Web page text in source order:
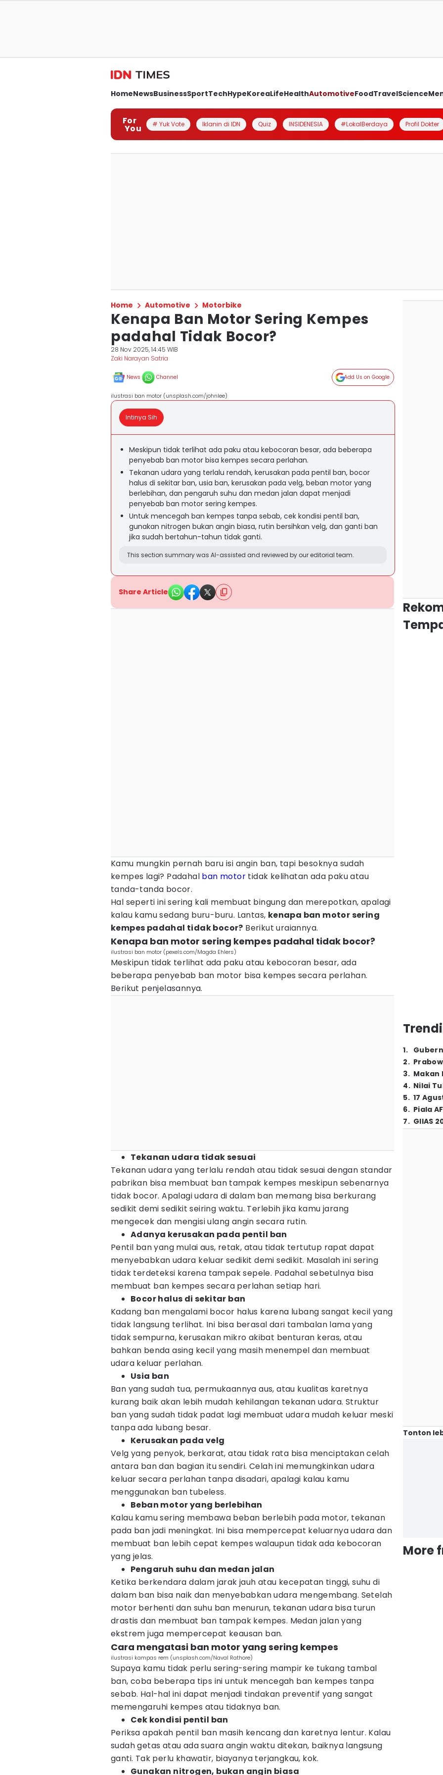
HomeNewsBusinessSportTechHypeKoreaLifeHealthAutomotiveFoodTravelScience
For
You # Yuk Vote Iklanin di IDN Quiz INSIDENESIA #LokalBerdaya Profil Dokter
Home Automotive Motorbike
Kenapa Ban Motor Sering Kempes
padahal Tidak Bocor?
28 Nov 2025, 14:45 WIB
Zaki Narayan Satria
News Channel Add Us on Google
ilustrasi ban motor (unsplash.com/johnlee)
Intinya Sih
Meskipun tidak terlihat ada paku atau kebocoran besar, ada beberapa
penyebab ban motor bisa kempes secara perlahan.
Tekanan udara yang terlalu rendah, kerusakan pada pentil ban, bocor
halus di sekitar ban, usia ban, kerusakan pada velg, beban motor yang
berlebihan, dan pengaruh suhu dan medan jalan dapat menjadi
penyebab ban motor sering kempes.
Untuk mencegah ban kempes tanpa sebab, cek kondisi pentil ban,
gunakan nitrogen bukan angin biasa, rutin bersihkan velg, dan ganti ban
jika sudah bertahun-tahun tidak ganti.
This section summary was AI-assisted and reviewed by our editorial team.
Share Article
Kamu mungkin pernah baru isi angin ban, tapi besoknya sudah
kempes lagi? Padahal ban motor tidak kelihatan ada paku atau
tanda-tanda bocor.
Hal seperti ini sering kali membuat bingung dan merepotkan, apalagi
kalau kamu sedang buru-buru. Lantas, kenapa ban motor sering
kempes padahal tidak bocor? Berikut uraiannya.
Kenapa ban motor sering kempes padahal tidak bocor?
ilustrasi ban motor (pexels.com/Magda Ehlers)
Meskipun tidak terlihat ada paku atau kebocoran besar, ada
beberapa penyebab ban motor bisa kempes secara perlahan.
Berikut penjelasannya.
Tekanan udara tidak sesuai
Tekanan udara yang terlalu rendah atau tidak sesuai dengan standar
pabrikan bisa membuat ban tampak kempes meskipun sebenarnya
tidak bocor. Apalagi udara di dalam ban memang bisa berkurang
sedikit demi sedikit seiring waktu. Terlebih jika kamu jarang
mengecek dan mengisi ulang angin secara rutin.
Adanya kerusakan pada pentil ban
Pentil ban yang mulai aus, retak, atau tidak tertutup rapat dapat
menyebabkan udara keluar sedikit demi sedikit. Masalah ini sering
tidak terdeteksi karena tampak sepele. Padahal sebetulnya bisa
membuat ban kempes secara perlahan setiap hari.
Bocor halus di sekitar ban
Kadang ban mengalami bocor halus karena lubang sangat kecil yang
tidak langsung terlihat. Ini bisa berasal dari tambalan lama yang
tidak sempurna, kerusakan mikro akibat benturan keras, atau
bahkan benda asing kecil yang masih menempel dan membuat
udara keluar perlahan.
Usia ban
Ban yang sudah tua, permukaannya aus, atau kualitas karetnya
kurang baik akan lebih mudah kehilangan tekanan udara. Struktur
ban yang sudah tidak padat lagi membuat udara mudah keluar meski
tanpa ada lubang besar.
Kerusakan pada velg
Velg yang penyok, berkarat, atau tidak rata bisa menciptakan celah
antara ban dan bagian itu sendiri. Celah ini memungkinkan udara
keluar secara perlahan tanpa disadari, apalagi kalau kamu
menggunakan ban tubeless.
Beban motor yang berlebihan
Kalau kamu sering membawa beban berlebih pada motor, tekanan
pada ban jadi meningkat. Ini bisa mempercepat keluarnya udara dan
membuat ban lebih cepat kempes walaupun tidak ada kebocoran
yang jelas.
Pengaruh suhu dan medan jalan
Ketika berkendara dalam jarak jauh atau kecepatan tinggi, suhu di
dalam ban bisa naik dan menyebabkan udara mengembang. Setelah
motor berhenti dan suhu ban menurun, tekanan udara bisa turun
drastis dan membuat ban tampak kempes. Medan jalan yang
ekstrem juga mempercepat keausan ban.
Cara mengatasi ban motor yang sering kempes
ilustrasi kampas rem (unsplash.com/Naval Rathore)
Supaya kamu tidak perlu sering-sering mampir ke tukang tambal
ban, coba beberapa tips ini untuk mencegah ban kempes tanpa
sebab. Hal-hal ini dapat menjadi tindakan preventif yang sangat
memengaruhi kempes atau tidaknya ban.
Cek kondisi pentil ban
Periksa apakah pentil ban masih kencang dan karetnya lentur. Kalau
sudah getas atau ada suara angin waktu ditekan, baiknya langsung
ganti. Tak perlu khawatir, biayanya terjangkau, kok.
Gunakan nitrogen, bukan angin biasa
1.
2.
3. Makan
4. Nilai
5. 17
6. Piala
7. GIIAS
Tonton
More